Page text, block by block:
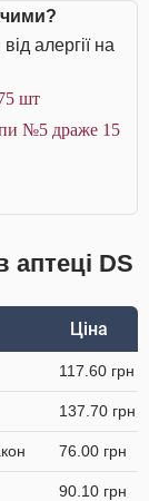
алергії на
шт
№5 драже 15
аптеці DS
Ціна
117.60 грн
137.70 грн
76.00 грн
90.10 грн